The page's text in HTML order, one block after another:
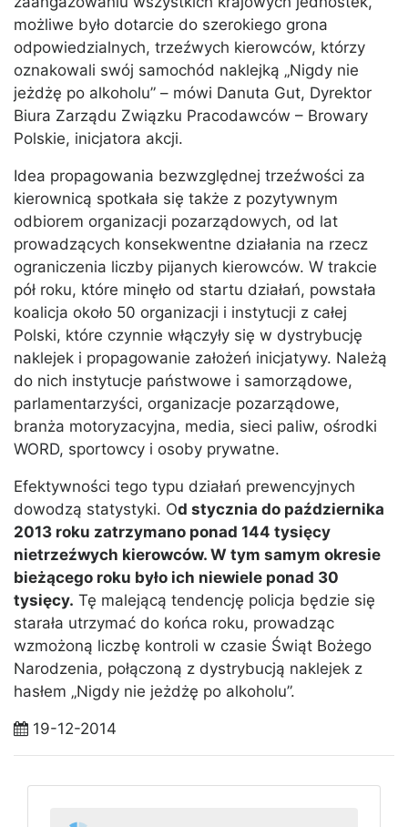
możliwe było dotarcie do szerokiego grona
odpowiedzialnych, trzeźwych kierowców, którzy
oznakowali swój samochód naklejką „Nigdy nie
jeżdżę po alkoholu” – mówi Danuta Gut, Dyrektor
Biura Zarządu Związku Pracodawców – Browary
Polskie, inicjatora akcji.
Idea propagowania bezwzględnej trzeźwości za
kierownicą spotkała się także z pozytywnym
odbiorem organizacji pozarządowych, od lat
prowadzących konsekwentne działania na rzecz
ograniczenia liczby pijanych kierowców. W trakcie
pół roku, które minęło od startu działań, powstała
koalicja około 50 organizacji i instytucji z całej
Polski, które czynnie włączyły się w dystrybucję
naklejek i propagowanie założeń inicjatywy. Należą
do nich instytucje państwowe i samorządowe,
parlamentarzyści, organizacje pozarządowe,
branża motoryzacyjna, media, sieci paliw, ośrodki
WORD, sportowcy i osoby prywatne.
Efektywności tego typu działań prewencyjnych
dowodzą statystyki. Od stycznia do października
2013 roku zatrzymano ponad 144 tysięcy
nietrzeźwych kierowców. W tym samym okresie
bieżącego roku było ich niewiele ponad 30
tysięcy. Tę malejącą tendencję policja będzie się
starała utrzymać do końca roku, prowadząc
wzmożoną liczbę kontroli w czasie Świąt Bożego
Narodzenia, połączoną z dystrybucją naklejek z
hasłem „Nigdy nie jeżdżę po alkoholu”.
19-12-2014